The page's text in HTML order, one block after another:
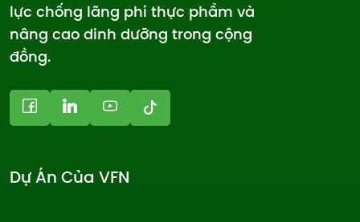
lực chống lãng phí thực phẩm và
nâng cao dinh dưỡng trong cộng
đồng.
Dự Án Của VFN